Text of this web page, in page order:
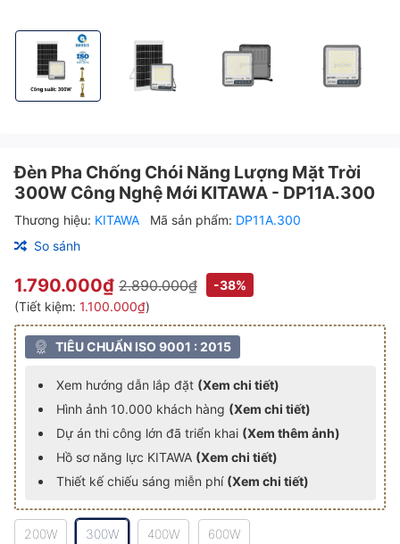
Đèn Pha Chống Chói Năng Lượng Mặt Trời 300W Công Nghệ Mới
Đèn Pha Chống Chói Năng Lượng Mặt Trời
Đèn Pha Chống Chói Năng Lượng Mặt Trời
300W Công Nghệ Mới KITAWA - DP11A.300
Thương hiệu: KITAWA Mã sản phẩm: DP11A.300
So sánh
1.790.000₫ 2.890.000₫
-38%
(Tiết kiệm: 1.100.000₫)
TIÊU CHUẨN ISO 9001 : 2015
Xem hướng dẫn lắp đặt (Xem chi tiết)
Hình ảnh 10.000 khách hàng (Xem chi tiết)
Dự án thi công lớn đã triển khai (Xem thêm ảnh)
Hồ sơ năng lực KITAWA (Xem chi tiết)
Thiết kế chiếu sáng miễn phí (Xem chi tiết)
200W 300W 400W 600W